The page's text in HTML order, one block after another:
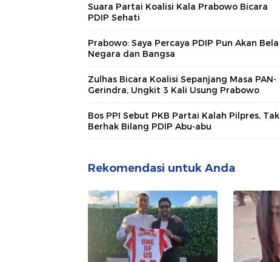
Suara Partai Koalisi Kala Prabowo Bicara
PDIP Sehati
Prabowo: Saya Percaya PDIP Pun Akan Bela
Negara dan Bangsa
Zulhas Bicara Koalisi Sepanjang Masa PAN-
Gerindra, Ungkit 3 Kali Usung Prabowo
Bos PPI Sebut PKB Partai Kalah Pilpres, Tak
Berhak Bilang PDIP Abu-abu
Rekomendasi untuk Anda